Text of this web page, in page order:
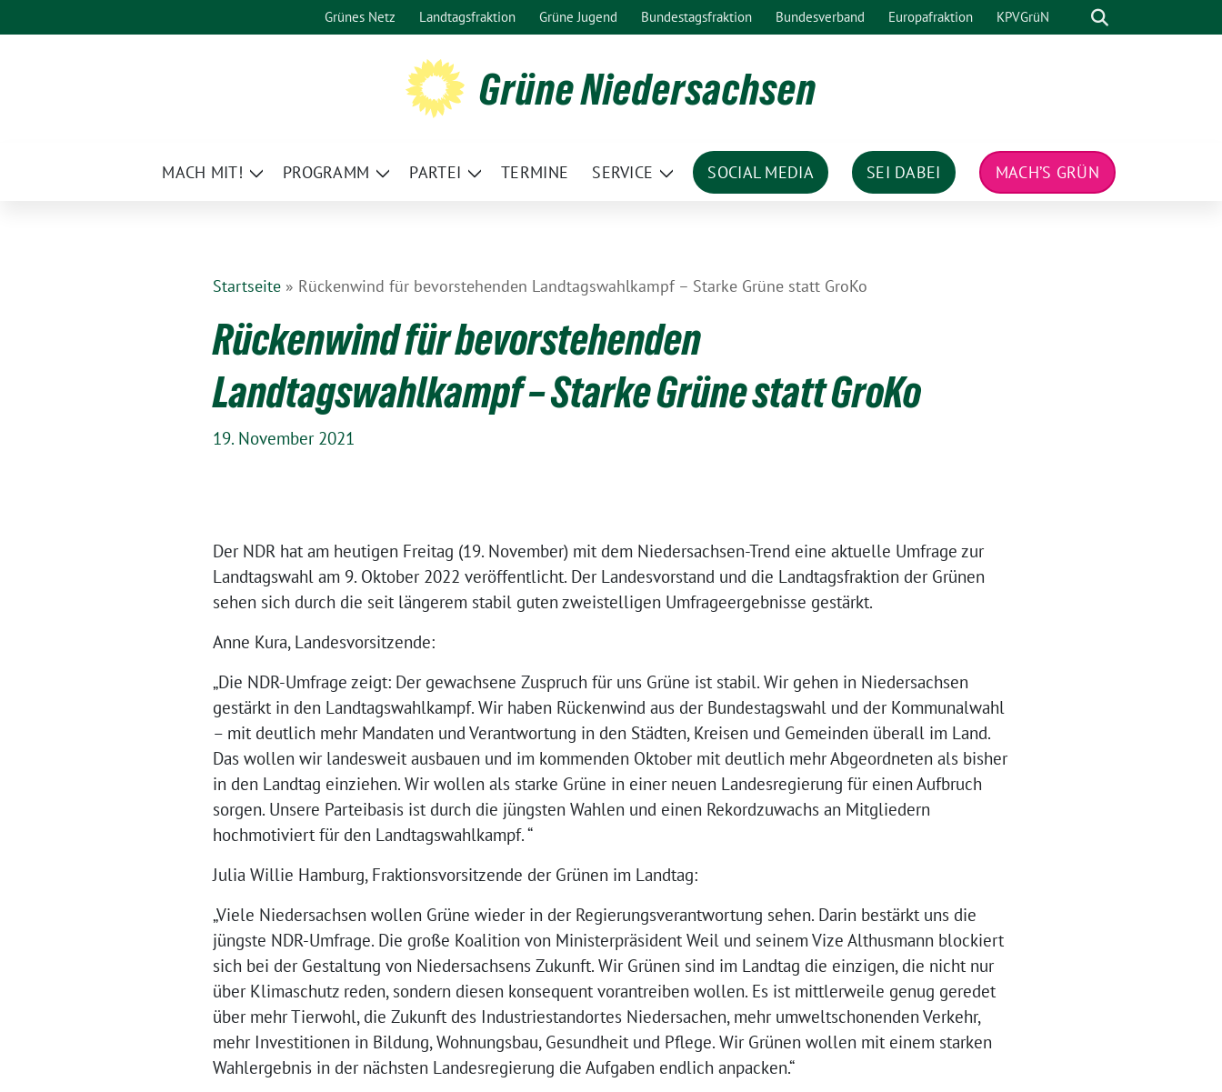
zum
Grünes Netz Landtagsfraktion Grüne Jugend Bundestagsfraktion Bundesverband Europafraktion KPVGrüN Suche
Grüne Niedersachsen
MACH MIT!
Zeige
PROGRAMM
Zeige
PARTEI
Zeige
TERMINE SERVICE
Zeige
SOCIAL MEDIA SEI DABEI MACH’S GRÜN
Startseite » Rückenwind für bevorstehenden Landtagswahlkampf – Starke Grüne statt GroKo
Rückenwind für bevorstehenden
Landtagswahlkampf – Starke Grüne statt GroKo
19. November 2021
Der NDR hat am heutigen Freitag (19. November) mit dem Niedersachsen-Trend eine aktuelle Umfrage zur
Landtagswahl am 9. Oktober 2022 veröffentlicht. Der Landesvorstand und die Landtagsfraktion der Grünen
sehen sich durch die seit längerem stabil guten zweistelligen Umfrageergebnisse gestärkt.
Anne Kura, Landesvorsitzende:
„Die NDR-Umfrage zeigt: Der gewachsene Zuspruch für uns Grüne ist stabil. Wir gehen in Niedersachsen
gestärkt in den Landtagswahlkampf. Wir haben Rückenwind aus der Bundestagswahl und der Kommunalwahl
– mit deutlich mehr Mandaten und Verantwortung in den Städten, Kreisen und Gemeinden überall im Land.
Das wollen wir landesweit ausbauen und im kommenden Oktober mit deutlich mehr Abgeordneten als bisher
in den Landtag einziehen. Wir wollen als starke Grüne in einer neuen Landesregierung für einen Aufbruch
sorgen. Unsere Parteibasis ist durch die jüngsten Wahlen und einen Rekordzuwachs an Mitgliedern
hochmotiviert für den Landtagswahlkampf. “
Julia Willie Hamburg, Fraktionsvorsitzende der Grünen im Landtag:
„Viele Niedersachsen wollen Grüne wieder in der Regierungsverantwortung sehen. Darin bestärkt uns die
jüngste NDR-Umfrage. Die große Koalition von Ministerpräsident Weil und seinem Vize Althusmann blockiert
sich bei der Gestaltung von Niedersachsens Zukunft. Wir Grünen sind im Landtag die einzigen, die nicht nur
über Klimaschutz reden, sondern diesen konsequent vorantreiben wollen. Es ist mittlerweile genug geredet
über mehr Tierwohl, die Zukunft des Industriestandortes Niedersachen, mehr umweltschonenden Verkehr,
mehr Investitionen in Bildung, Wohnungsbau, Gesundheit und Pflege. Wir Grünen wollen mit einem starken
Wahlergebnis in der nächsten Landesregierung die Aufgaben endlich anpacken.“